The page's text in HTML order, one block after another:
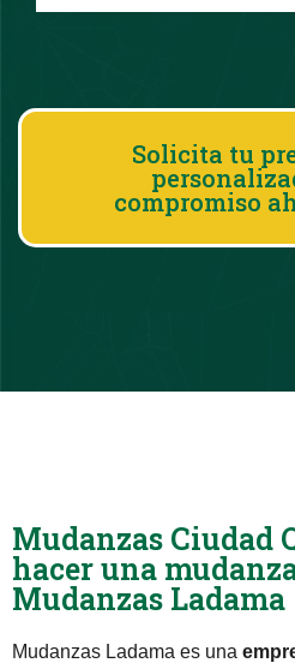
Solicita tu
compromiso
Mudanzas Ciudad
hacer una
Mudanzas Ladama
Mudanzas Ladama es una